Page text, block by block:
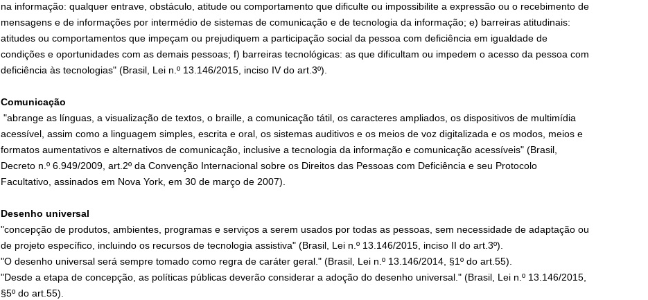
na informação: qualquer entrave, obstáculo, atitude ou comportamento que dificulte ou impossibilite a expressão ou o recebimento de
mensagens e de informações por intermédio de sistemas de comunicação e de tecnologia da informação; e) barreiras atitudinais:
atitudes ou comportamentos que impeçam ou prejudiquem a participação social da pessoa com deficiência em igualdade de
condições e oportunidades com as demais pessoas; f) barreiras tecnológicas: as que dificultam ou impedem o acesso da pessoa com
deficiência às tecnologias" (Brasil, Lei n.º 13.146/2015, inciso IV do art.3º).
Comunicação
"abrange as línguas, a visualização de textos, o braille, a comunicação tátil, os caracteres ampliados, os dispositivos de multimídia
acessível, assim como a linguagem simples, escrita e oral, os sistemas auditivos e os meios de voz digitalizada e os modos, meios e
formatos aumentativos e alternativos de comunicação, inclusive a tecnologia da informação e comunicação acessíveis" (Brasil,
Decreto n.º 6.949/2009, art.2º da Convenção Internacional sobre os Direitos das Pessoas com Deficiência e seu Protocolo
Facultativo, assinados em Nova York, em 30 de março de 2007).
Desenho universal
"concepção de produtos, ambientes, programas e serviços a serem usados por todas as pessoas, sem necessidade de adaptação ou
de projeto específico, incluindo os recursos de tecnologia assistiva" (Brasil, Lei n.º 13.146/2015, inciso II do art.3º).
"O desenho universal será sempre tomado como regra de caráter geral." (Brasil, Lei n.º 13.146/2014, §1º do art.55).
"Desde a etapa de concepção, as políticas públicas deverão considerar a adoção do desenho universal." (Brasil, Lei n.º 13.146/2015,
§5º do art.55).